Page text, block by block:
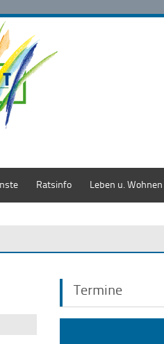
Ratsinfo Leben u. Wohnen
Termine